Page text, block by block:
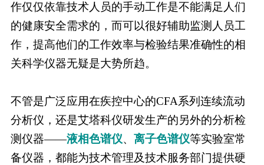
作仅仅依靠技术人员的手动工作是不能满足人们
的健康安全需求的，而可以很好辅助监测人员工
作，提高他们的工作效率与检验结果准确性的相
关科学仪器无疑是大势所趋。
不管是广泛应用在疾控中心的CFA系列连续流动
分析仪，还是艾塔科仪研发生产的另外的分析检
测仪器——液相色谱仪、 离子色谱仪等实验室常
备仪器，都能为技术管理及技术服务部门提供硬